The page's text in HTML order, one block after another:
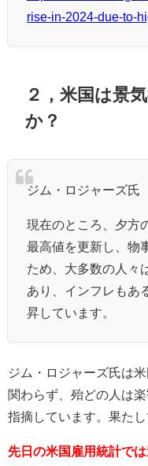
rise-in-2024-due-to-
２，米国は景
か？
ジム・ロジャーズ氏
現在のところ、夕方
最高値を更新し、物
ため、大多数の人々
あり、インフレもあ
昇しています。
ジム・ロジャーズ氏は
関わらず、殆どの人は
指摘しています。果た
先日の米国雇用統計で